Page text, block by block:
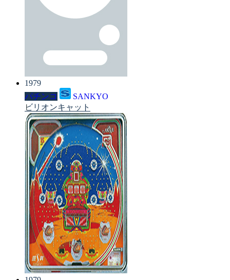
1979
パチンコ
SANKYO
ビリオンキャット